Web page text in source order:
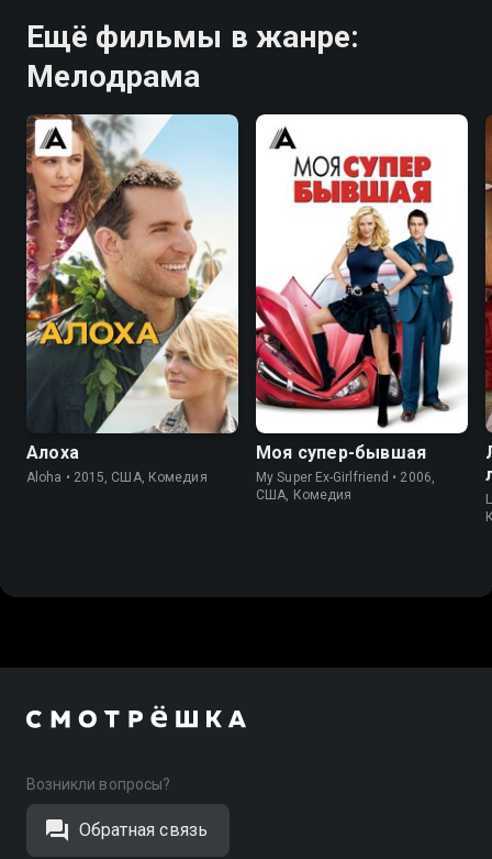
Ещё фильмы в жанре:
Мелодрама
5.4
Алоха
Aloha • 2015, США, Комедия
5.3 5.2
Моя супер-бывшая
My Super Ex-Girlfriend • 2006,
США, Комедия
Возникли вопросы?
Обратная связь